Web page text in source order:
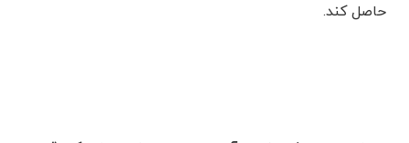
حاصل کند.